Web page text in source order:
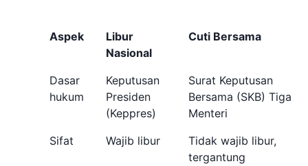
Aspek
Libur
Nasional
Cuti Bersama
Dasar
hukum
Keputusan
Presiden
(Keppres)
Surat Keputusan
Bersama (SKB) Tiga
Menteri
Sifat
Wajib libur
Tidak wajib libur,
tergantung